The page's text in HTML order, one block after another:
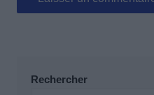
Rechercher